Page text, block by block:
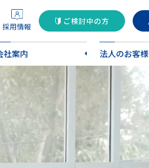
採用情報
ご検討中の方
社案内 法人のお客様